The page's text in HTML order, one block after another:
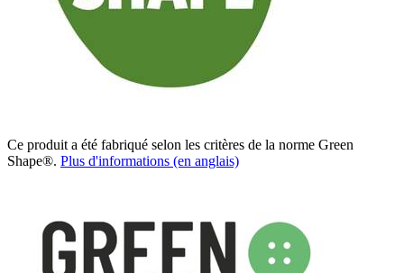
Ce produit a été fabriqué selon les critères de la norme Green
Shape®. Plus d'informations (en anglais)